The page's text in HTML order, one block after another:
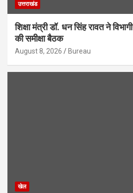
उत्तराखंड
शिक्षा मंत्री डॉ. धन सिंह रावत ने
की समीक्षा बैठक
August 8, 2026 Bureau
खेल